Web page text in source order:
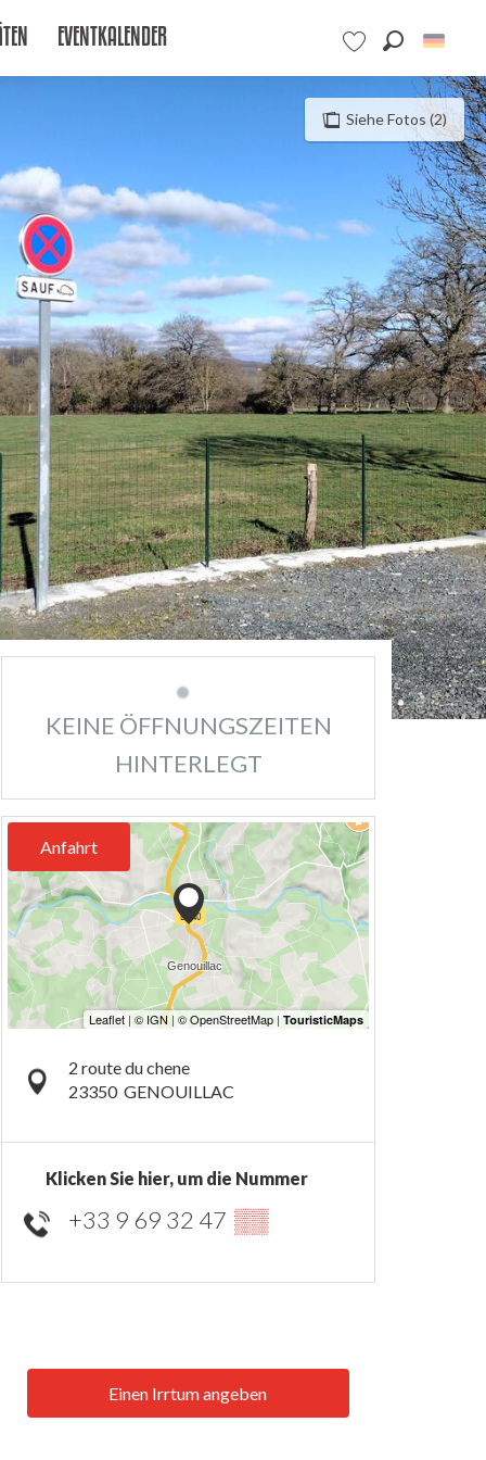
Voir les favoris
EVENTKALENDER
Siehe Fotos (2)
KEINE ÖFFNUNGSZEITEN
HINTERLEGT
Anfahrt
2 route du chene
23350 GENOUILLAC
Klicken Sie hier, um die Nummer
+33 9 69 32 47 ▒▒
Einen Irrtum angeben